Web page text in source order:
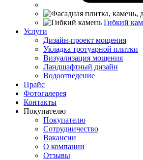
Гибкий
Услуги
Дизайн-проект мощения
Укладка тротуарной плитки
Визуализация мощения
Ландшафтный дизайн
Водоотведение
Прайс
Фотогалерея
Контакты
Покупателю
Покупателю
Сотрудничество
Вакансии
О компании
Отзывы